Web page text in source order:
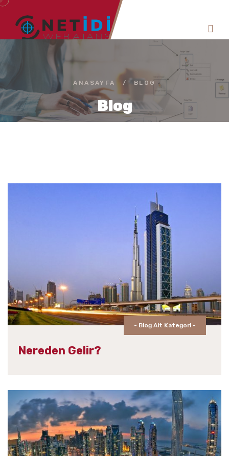
ANASAYFA / BLOG
Blog
- Blog Alt Kategori -
Nereden Gelir?